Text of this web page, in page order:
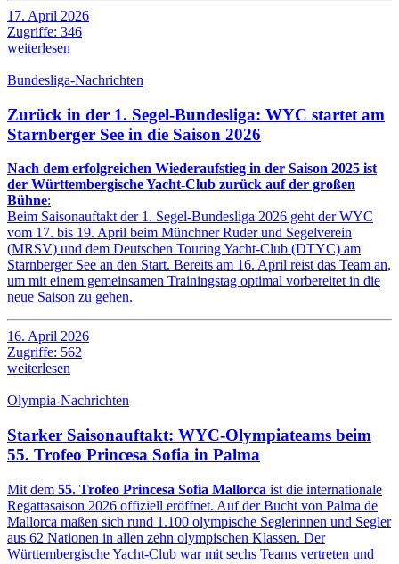
17. April 2026
Zugriffe: 346
weiterlesen
Bundesliga-Nachrichten
Zurück in der 1. Segel-Bundesliga: WYC startet am
Starnberger See in die Saison 2026
Nach dem erfolgreichen Wiederaufstieg in der Saison 2025 ist
der Württembergische Yacht-Club zurück auf der großen
Bühne:
Beim Saisonauftakt der 1. Segel-Bundesliga 2026 geht der WYC
vom 17. bis 19. April beim Münchner Ruder und Segelverein
(MRSV) und dem Deutschen Touring Yacht-Club (DTYC) am
Starnberger See an den Start. Bereits am 16. April reist das Team an,
um mit einem gemeinsamen Trainingstag optimal vorbereitet in die
neue Saison zu gehen.
16. April 2026
Zugriffe: 562
weiterlesen
Olympia-Nachrichten
Starker Saisonauftakt: WYC-Olympiateams beim
55. Trofeo Princesa Sofia in Palma
Mit dem 55. Trofeo Princesa Sofia Mallorca ist die internationale
Regattasaison 2026 offiziell eröffnet. Auf der Bucht von Palma de
Mallorca maßen sich rund 1.100 olympische Seglerinnen und Segler
aus 62 Nationen in allen zehn olympischen Klassen. Der
Württembergische Yacht-Club war mit sechs Teams vertreten und